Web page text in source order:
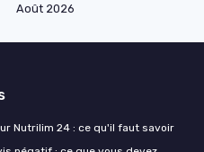
Août 2026
Nutrilim 24 : ce qu'il faut savoir